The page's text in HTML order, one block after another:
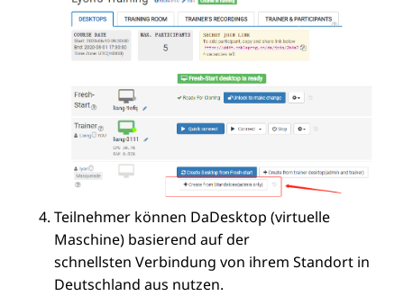
Teilnehmer können DaDesktop (virtuelle
Maschine) basierend auf der
schnellsten Verbindung von ihrem Standort in
Deutschland aus nutzen.